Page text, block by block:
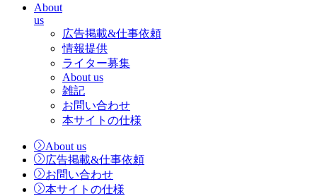
About
us
広告掲載&仕事依頼
情報提供
ライター募集
About us
雑記
お問い合わせ
本サイトの仕様
About us
広告掲載&仕事依頼
お問い合わせ
本サイトの仕様